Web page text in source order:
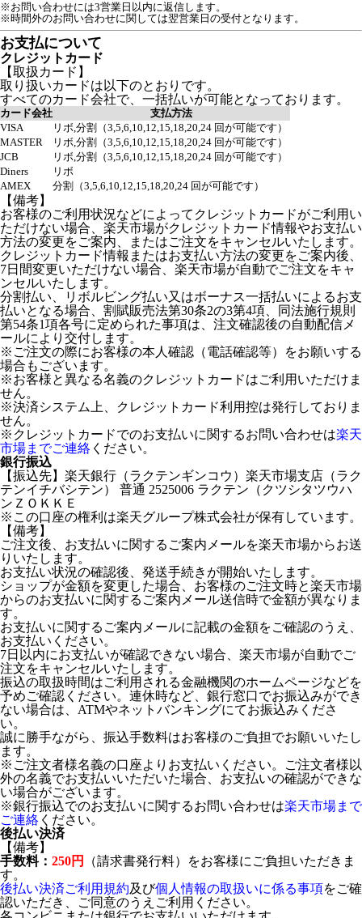
※お問い合わせには3営業日以内に返信します。
※時間外のお問い合わせに関しては翌営業日の受付となります。
お支払について
クレジットカード
【取扱カード】
取り扱いカードは以下のとおりです。
すべてのカード会社で、一括払いが可能となっております。
カード会社
支払方法
VISA
リボ,分割（3,5,6,10,12,15,18,20,24 回が可能です）
MASTER
リボ,分割（3,5,6,10,12,15,18,20,24 回が可能です）
JCB
リボ,分割（3,5,6,10,12,15,18,20,24 回が可能です）
Diners
リボ
AMEX
分割（3,5,6,10,12,15,18,20,24 回が可能です）
【備考】
お客様のご利用状況などによってクレジットカードがご利用い
ただけない場合、楽天市場がクレジットカード情報やお支払い
方法の変更をご案内、またはご注文をキャンセルいたします。
クレジットカード情報またはお支払い方法の変更をご案内後、
7日間変更いただけない場合、楽天市場が自動でご注文をキャ
ンセルいたします。
分割払い、リボルビング払い又はボーナス一括払いによるお支
払いとなる場合、割賦販売法第30条2の3第4項、同法施行規則
第54条1項各号に定められた事項は、注文確認後の自動配信メ
ールにより交付します。
※ご注文の際にお客様の本人確認（電話確認等）をお願いする
場合もございます。
※お客様と異なる名義のクレジットカードはご利用いただけま
せん。
※決済システム上、クレジットカード利用控は発行しておりま
せん。
※クレジットカードでのお支払いに関するお問い合わせは楽天
市場までご連絡 ください。
銀行振込
【振込先】楽天銀行（ラクテンギンコウ）楽天市場支店（ラク
テンイチバシテン） 普通 2525006 ラクテン（クツシタツウハ
ンＺＯＫＫＥ
※この口座の権利は楽天グループ株式会社が保有しています。
【備考】
ご注文後、お支払いに関するご案内メールを楽天市場からお送
りいたします。
お支払い状況の確認後、発送手続きが開始いたします。
ショップが金額を変更した場合、お客様のご注文時と楽天市場
からのお支払いに関するご案内メール送信時で金額が異なりま
す。
お支払いに関するご案内メールに記載の金額をご確認のうえ、
お支払いください。
7日以内にお支払いが確認できない場合、楽天市場が自動でご
注文をキャンセルいたします。
振込の取扱時間はご利用される金融機関のホームページなどを
予めご確認ください。連休時など、銀行窓口でお振込みができ
ない場合は、ATMやネットバンキングにてお振込みくださ
い。
誠に勝手ながら、振込手数料はお客様のご負担でお願いいたし
ます。
※ご注文者様名義の口座よりお支払いください。ご注文者様以
外の名義でお支払いいただいた場合、お支払いの確認ができな
い場合がございます。
※銀行振込でのお支払いに関するお問い合わせは楽天市場まで
ご連絡 ください。
後払い決済
【備考】
手数料： 250円
（請求書発行料）をお客様にご負担いただきま
す。
後払い決済ご利用規約及び個人情報の取扱いに係る事項をご確
認いただき、ご同意のうえご利用ください。